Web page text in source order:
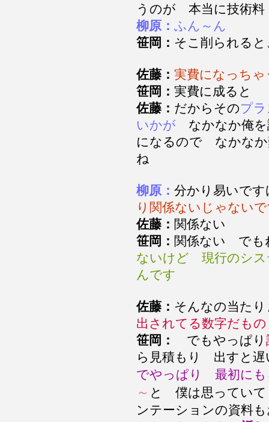
うのが 本当に技術
柳原： ふん～ん
笹岡： そこ削られる
佐藤： 実費になっちゃ
笹岡： 実費に成ると
佐藤： だからそのプ
いかが なかなか俺を
になるので なかな
ね
柳原： 分かり易いで
り関係ないじゃない
佐藤： 関係ない
笹岡： 関係ない でも
ないけど 現行のシス
んです
佐藤： そんなの当た
出されてる数字だもの
笹岡： でもやっぱり
ら見積もり 出すと
でやっぱり 最初にも
～ と 僕は思ってい
ンテーションの資料